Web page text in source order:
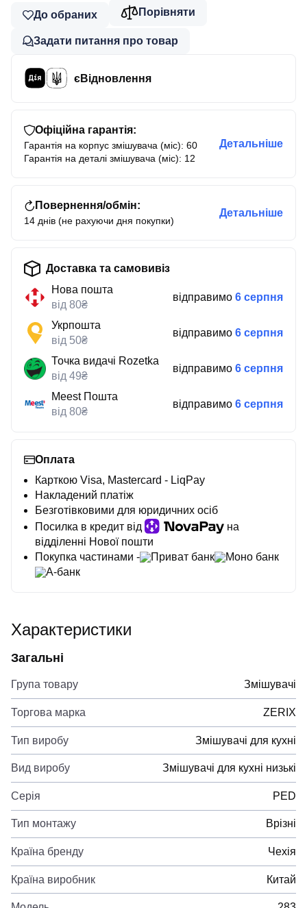
До обраних Порівняти
Задати питання про товар
єВідновлення
Офіційна гарантія:
Гарантія на корпус змішувача (міс): 60
Гарантія на деталі змішувача (міс): 12
Детальніше
Повернення/обмін:
14 днів (не рахуючи дня покупки)
Детальніше
Доставка та самовивіз
Нова пошта
від 80₴
відправимо 6 серпня
Укрпошта
від 50₴
відправимо 6 серпня
Точка видачі Rozetka
від 49₴
відправимо 6 серпня
Meest Пошта
від 80₴
відправимо 6 серпня
Оплата
Карткою Visa, Mastercard - LiqPay
Накладений платіж
Безготівковими для юридичних осіб
Посилка в кредит від
на
відділенні Нової пошти
Покупка частинами -
Приват банк
Моно банк
А-банк
Характеристики
Загальні
Група товару Змішувачі
Торгова марка ZERIX
Тип виробу Змішувачі для кухні
Вид виробу Змішувачі для кухні низькі
Серія PED
Тип монтажу Врізні
Країна бренду Чехія
Країна виробник Китай